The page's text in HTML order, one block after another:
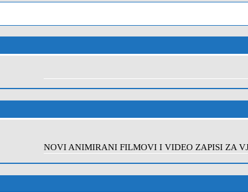
NOVI ANIMIRANI FILMOVI I VIDEO ZAPISI ZA